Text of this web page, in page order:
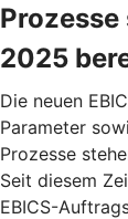
2025
Die neuen
Parameter
Prozesse
Seit diesem
EBICS-